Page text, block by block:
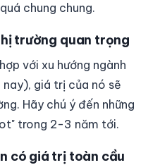
chung chung.
trường quan trọng
với xu hướng ngành
nay), giá trị của nó sẽ
Hãy chú ý đến những
trong 2-3 năm tới.
có giá trị toàn cầu